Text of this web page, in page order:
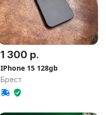
1 300 р.
IPhone 15 128gb
Брест